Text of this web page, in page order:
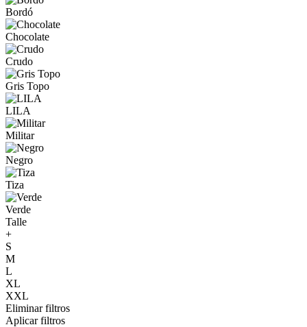
Bordó
Chocolate
Crudo
Gris Topo
LILA
Militar
Negro
Tiza
Verde
Talle
+
S
M
L
XL
XXL
Eliminar filtros
Aplicar filtros